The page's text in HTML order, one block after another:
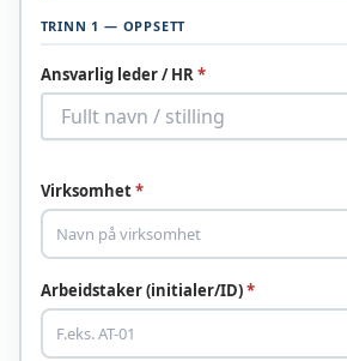
TRINN 1 — OPPSETT
Ansvarlig leder / HR*
Virksomhet*
Arbeidstaker (initialer/ID)*